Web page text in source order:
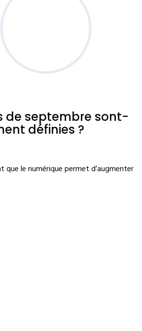
de septembre sont-
définies ?
que le numérique permet d’augmenter